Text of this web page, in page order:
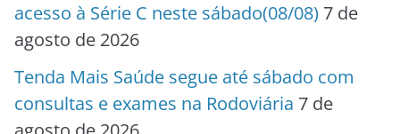
acesso à Série C neste sábado(08/08) 7 de
agosto de 2026
Tenda Mais Saúde segue até sábado com
consultas e exames na Rodoviária 7 de